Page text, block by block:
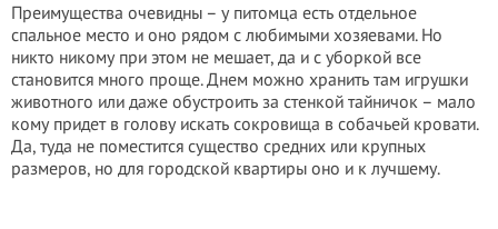
Преимущества очевидны – у питомца есть отдельное
спальное место и оно рядом с любимыми хозяевами. Но
никто никому при этом не мешает, да и с уборкой все
становится много проще. Днем можно хранить там игрушки
животного или даже обустроить за стенкой тайничок – мало
кому придет в голову искать сокровища в собачьей кровати.
Да, туда не поместится существо средних или крупных
размеров, но для городской квартиры оно и к лучшему.